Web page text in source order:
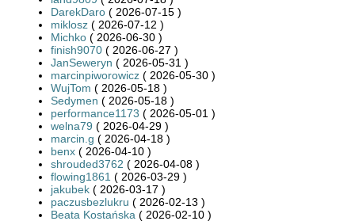
DarekDaro ( 2026-07-15 )
miklosz ( 2026-07-12 )
Michko ( 2026-06-30 )
finish9070 ( 2026-06-27 )
JanSeweryn ( 2026-05-31 )
marcinpiworowicz ( 2026-05-30 )
WujTom ( 2026-05-18 )
Sedymen ( 2026-05-18 )
performance1173 ( 2026-05-01 )
welna79 ( 2026-04-29 )
marcin.g ( 2026-04-18 )
benx ( 2026-04-10 )
shrouded3762 ( 2026-04-08 )
flowing1861 ( 2026-03-29 )
jakubek ( 2026-03-17 )
paczusbezlukru ( 2026-02-13 )
Beata Kostańska ( 2026-02-10 )